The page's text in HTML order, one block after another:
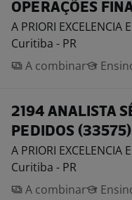
OPERAÇÕES
A PRIORI EXCELENCIA
Curitiba - PR
A combinar
2194 ANALISTA
PEDIDOS (33575)
A PRIORI EXCELENCIA
Curitiba - PR
A combinar